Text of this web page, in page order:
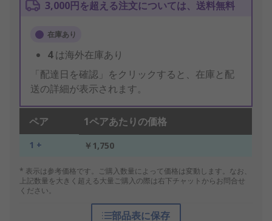
3,000円を超える注文については、送料無料
在庫あり
4は海外在庫あり
「配達日を確認」をクリックすると、在庫と配
送の詳細が表示されます。
ペア 1ペアあたりの価格
1 + ￥1,750
* 表示は参考価格です。ご購入数量によって価格は変動します。なお、
上記数量を大きく超える大量ご購入の際は右下チャットからお問合せ
ください。
部品表に保存